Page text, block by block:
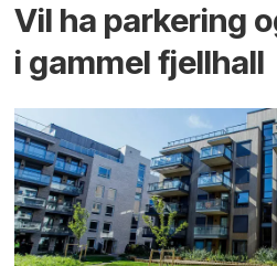
Vil ha parkering
i gammel fjellhall